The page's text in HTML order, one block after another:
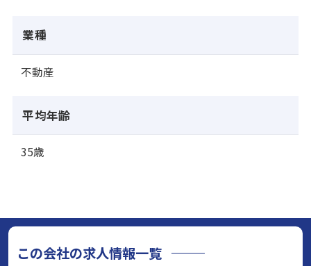
業種
不動産
平均年齢
35歳
この会社の求人情報一覧